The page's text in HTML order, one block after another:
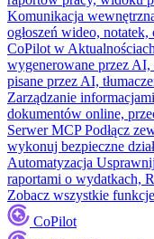
Komunikacja
ogłoszeń wideo,
CoPilot w Aktualnościach
wygenerowane przez
pisane przez AI,
Zarządzanie informacjami
dokumentów online,
Serwer MCP Podłącz
wykonuj bezpieczne
Automatyzacja
raportami o wydatkach,
Zobacz wszystkie
CoPilot